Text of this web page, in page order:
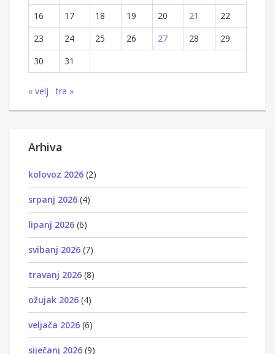
16
17 18 19 20 21
22
23
24 25 26 27 28
29
30
31
« velj tra »
Arhiva
kolovoz 2026 (2)
srpanj 2026 (4)
lipanj 2026 (6)
svibanj 2026 (7)
travanj 2026 (8)
ožujak 2026 (4)
veljača 2026 (6)
siječanj 2026 (9)